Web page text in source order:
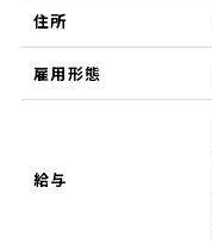
住所
雇用形態
給与